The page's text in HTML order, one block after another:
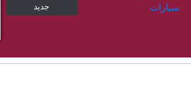
جديد
سيارات